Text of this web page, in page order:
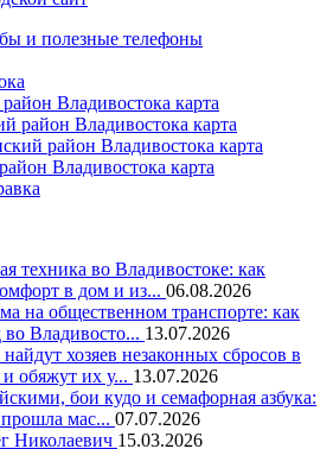
сайт
и полезные телефоны
Владивостока карта
район Владивостока карта
район Владивостока карта
Владивостока карта
техника во Владивостоке: как
в дом и из... 06.08.2026
на общественном транспорте: как
во Владивосто... 13.07.2026
хозяев незаконных сбросов в
обяжут их у... 13.07.2026
бои кудо и семафорная азбука:
мас... 07.07.2026
Николаевич 15.03.2026